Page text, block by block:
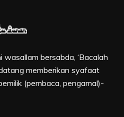
wasallam bersabda, ‘Bacalah
memberikan syafaat
(pembaca, pengamal)-